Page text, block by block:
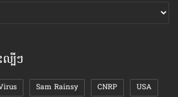
ល្បីៗ
Sam Rainsy CNRP USA